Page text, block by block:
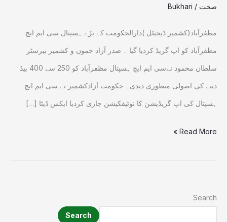
صحت /
Bukhari
مظفرآباد(کشمیر ڈیجیٹل )دارالحکومت کے بڑے ہسپتال سی ایم ایچ
مظفرآباد کو اپ گریڈ کردیا گیا ۔ صدر آزاد جموں و کشمیر بیرسٹر
سلطان محمود نےسی ایم ایچ ہسپتال مظفرآباد کو 250 سے 400 بیڈ
دینے کی اصولی منظوری دیدی۔ حکومت آزادکشمیر نے سی ایم ایچ
ہسپتال کی اپ گریڈیشن کا نوٹیفکیشن جاری کردیا ایکس ڈیٹا […]
منظوری
،نوٹیفکیشن
جاری
Read More »
Search
Search